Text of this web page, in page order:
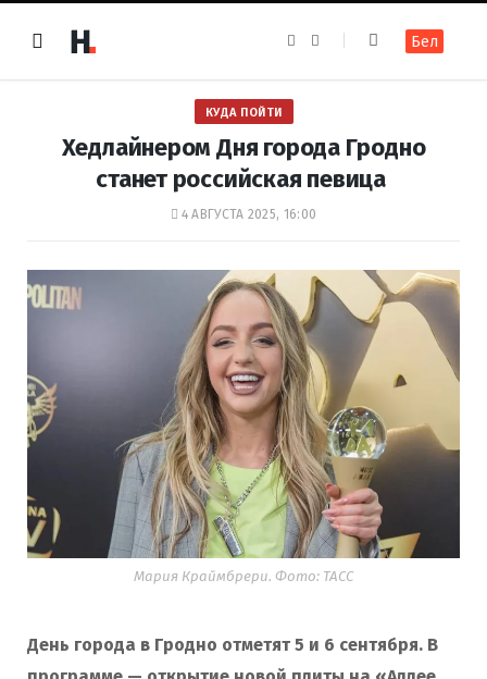
e
k
t
a
m
Бел
КУДА ПОЙТИ
Хедлайнером Дня города Гродно
станет российская певица
4 АВГУСТА 2025, 16:00
Мария Краймбрери. Фото: ТАСС
День города в Гродно отметят 5 и 6 сентября. В